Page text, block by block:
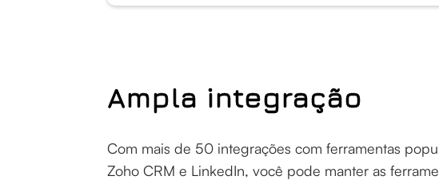
Ampla integração
Com mais de 50 integrações com ferramentas
Zoho CRM e LinkedIn, você pode manter as